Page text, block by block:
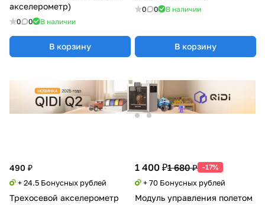
акселерометр)
0 0 В наличии
В корзину
0 0 В наличии
В корзину
490 ₽
+ 24.5 Бонусных рублей
Трехосевой акселерометр
1 400 ₽1 680 ₽ -17%
+ 70 Бонусных рублей
Модуль управления полетом